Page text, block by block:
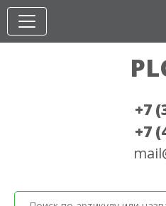
+7
+7